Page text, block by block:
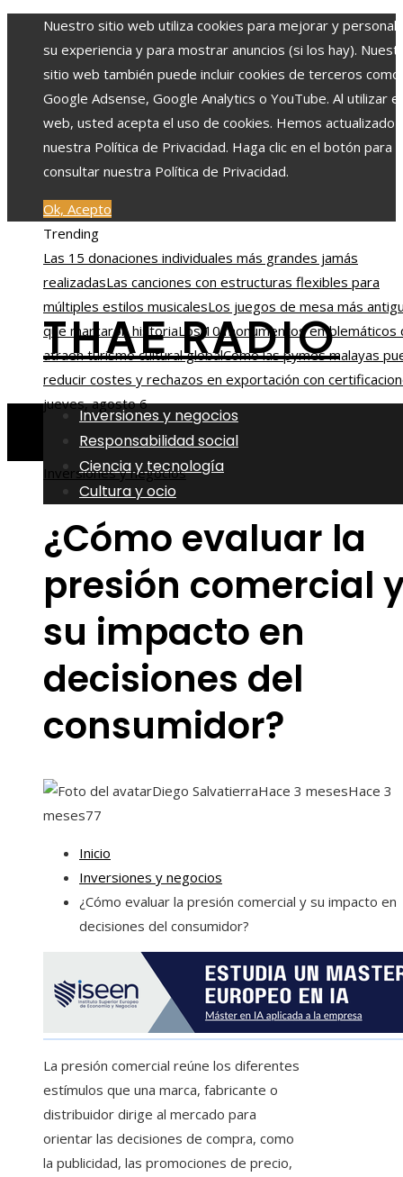
Nuestro sitio web utiliza cookies para mejorar y
su experiencia y para mostrar anuncios (si los hay).
sitio web también puede incluir cookies de terceros como
Google Adsense, Google Analytics o YouTube. Al utilizar
web, usted acepta el uso de cookies. Hemos actualizado
nuestra Política de Privacidad. Haga clic en el botón para
consultar nuestra Política de Privacidad.
Ok, Acepto
Trending
Las 15 donaciones individuales más grandes jamás
realizadasLas canciones con estructuras flexibles para
múltiples estilos musicalesLos juegos de mesa más
que marcaron historiaLos 10 monumentos emblemáticos
atraen turismo cultural globalCómo las pymes malayas
reducir costes y rechazos en exportación con
jueves, agosto 6
THAE RADIO
Inversiones y negocios
Responsabilidad social
Ciencia y tecnología
Cultura y ocio
Inversiones y negocios
¿Cómo evaluar la
presión comercial
su impacto en
decisiones del
consumidor?
Diego SalvatierraHace 3 mesesHace 3
meses77
Inicio
Inversiones y negocios
¿Cómo evaluar la presión comercial y su impacto en
decisiones del consumidor?
La presión comercial reúne los diferentes
estímulos que una marca, fabricante o
distribuidor dirige al mercado para
orientar las decisiones de compra, como
la publicidad, las promociones de precio,